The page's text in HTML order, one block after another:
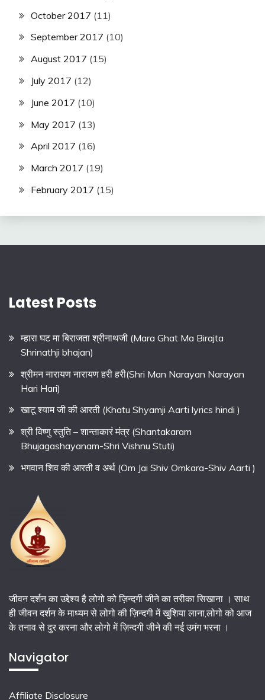
October 2017 (11)
September 2017 (10)
August 2017 (15)
July 2017 (12)
June 2017 (10)
May 2017 (13)
April 2017 (16)
March 2017 (19)
February 2017 (15)
Latest Posts
म्हारा घट मा बिराजता श्रीनाथजी (Mara Ghat Ma Birajta
Shrinathji bhajan)
श्रीमन नारायण नारायण हरी हरी(Shri Man Narayan Narayan
Hari Hari)
खाटू श्याम जी की आरती (Khatu Shyamji Aarti lyrics hindi )
श्री विष्णु स्तुति – शान्ताकारं मंत्र (Shantakaram
Bhujagashayanam-Shri Vishnu Stuti)
भगवान शिव की आरती व अर्थ (Om Jai Shiv Omkara-Shiv Aarti )
जीवन दर्शन का उद्देश्य है लोगो को ज़िन्दगी जीने का तरीका सिखाना । साथ
ही जीवन दर्शन के माध्यम से लोगो की ज़िन्दगी में खुशिया लाना,लोगो को आज
के तनाव से दुर करना और लोगो में ज़िन्दगी जीने की नई उमंग भरना ।
Navigator
Affiliate Disclosure